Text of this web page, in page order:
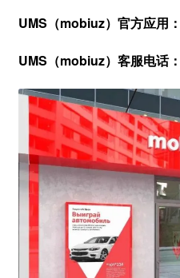
UMS（mobiuz）官方应用：
UMS（mobiuz）客服电话：